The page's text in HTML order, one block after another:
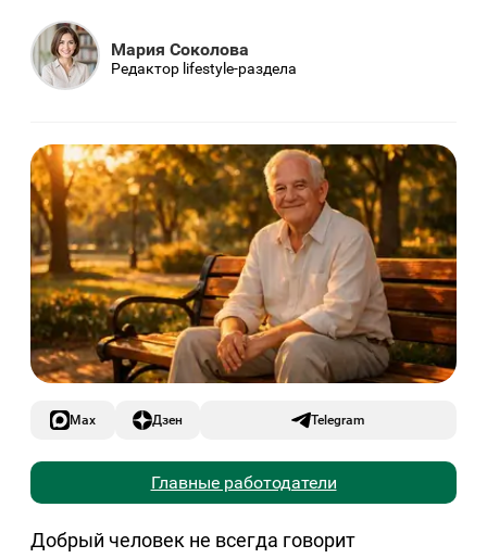
Мария Соколова
Редактор lifestyle-раздела
Max Дзен Telegram
Главные работодатели
Добрый человек не всегда говорит